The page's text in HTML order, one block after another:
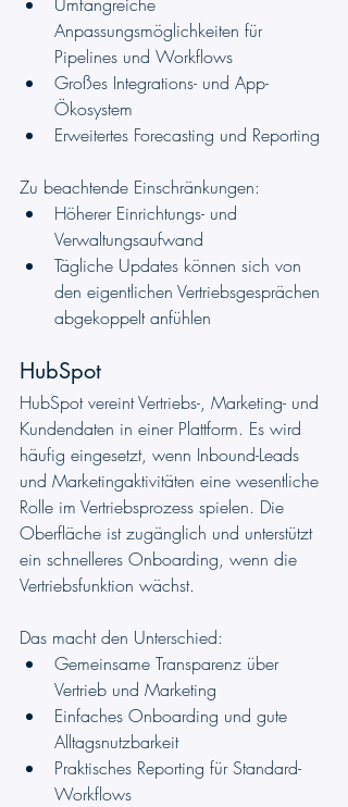
Anpassungsmöglichkeiten für
Pipelines und Workflows
Großes Integrations- und App-
Ökosystem
Erweitertes Forecasting und Reporting
Zu beachtende Einschränkungen:
Höherer Einrichtungs- und
Verwaltungsaufwand
Tägliche Updates können sich von
den eigentlichen Vertriebsgesprächen
abgekoppelt anfühlen
HubSpot
HubSpot vereint Vertriebs-, Marketing- und
Kundendaten in einer Plattform. Es wird
häufig eingesetzt, wenn Inbound-Leads
und Marketingaktivitäten eine wesentliche
Rolle im Vertriebsprozess spielen. Die
Oberfläche ist zugänglich und unterstützt
ein schnelleres Onboarding, wenn die
Vertriebsfunktion wächst.
Das macht den Unterschied:
Gemeinsame Transparenz über
Vertrieb und Marketing
Einfaches Onboarding und gute
Alltagsnutzbarkeit
Praktisches Reporting für Standard-
Workflows